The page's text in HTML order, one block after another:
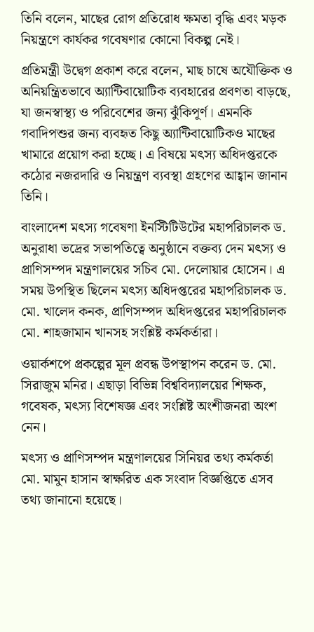
তিনি বলেন, মাছের রোগ প্রতিরোধ ক্ষমতা বৃদ্ধি এবং মড়ক
নিয়ন্ত্রণে কার্যকর গবেষণার কোনো বিকল্প নেই।
প্রতিমন্ত্রী উদ্বেগ প্রকাশ করে বলেন, মাছ চাষে অযৌক্তিক ও
অনিয়ন্ত্রিতভাবে অ্যান্টিবায়োটিক ব্যবহারের প্রবণতা বাড়ছে,
যা জনস্বাস্থ্য ও পরিবেশের জন্য ঝুঁকিপূর্ণ। এমনকি
গবাদিপশুর জন্য ব্যবহৃত কিছু অ্যান্টিবায়োটিকও মাছের
খামারে প্রয়োগ করা হচ্ছে। এ বিষয়ে মৎস্য অধিদপ্তরকে
কঠোর নজরদারি ও নিয়ন্ত্রণ ব্যবস্থা গ্রহণের আহ্বান জানান
তিনি।
বাংলাদেশ মৎস্য গবেষণা ইনস্টিটিউটের মহাপরিচালক ড.
অনুরাধা ভদ্রের সভাপতিত্বে অনুষ্ঠানে বক্তব্য দেন মৎস্য ও
প্রাণিসম্পদ মন্ত্রণালয়ের সচিব মো. দেলোয়ার হোসেন। এ
সময় উপস্থিত ছিলেন মৎস্য অধিদপ্তরের মহাপরিচালক ড.
মো. খালেদ কনক, প্রাণিসম্পদ অধিদপ্তরের মহাপরিচালক
মো. শাহজামান খানসহ সংশ্লিষ্ট কর্মকর্তারা।
ওয়ার্কশপে প্রকল্পের মূল প্রবন্ধ উপস্থাপন করেন ড. মো.
সিরাজুম মনির। এছাড়া বিভিন্ন বিশ্ববিদ্যালয়ের শিক্ষক,
গবেষক, মৎস্য বিশেষজ্ঞ এবং সংশ্লিষ্ট অংশীজনরা অংশ
নেন।
মৎস্য ও প্রাণিসম্পদ মন্ত্রণালয়ের সিনিয়র তথ্য কর্মকর্তা
মো. মামুন হাসান স্বাক্ষরিত এক সংবাদ বিজ্ঞপ্তিতে এসব
তথ্য জানানো হয়েছে।